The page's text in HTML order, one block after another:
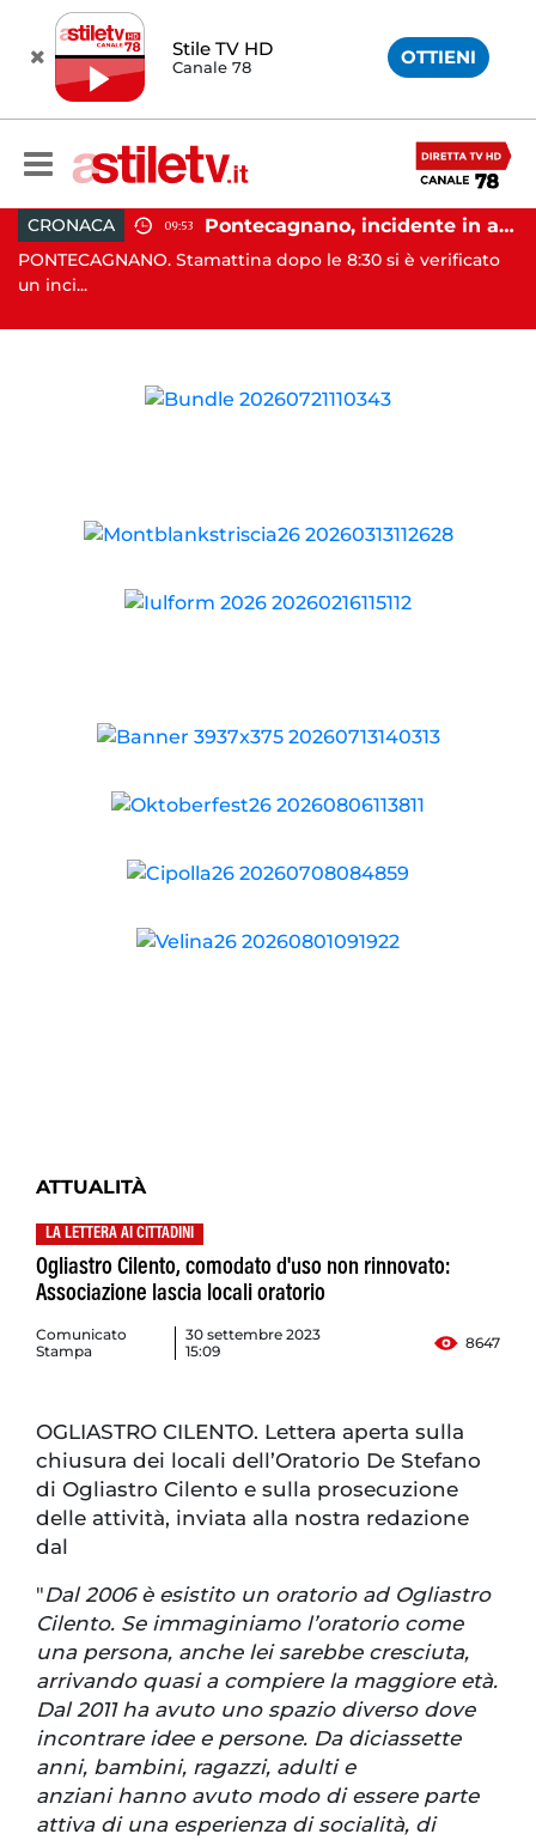
Stile TV HD
Canale 78 OTTIENI
CRONACA 09:53 Pontecagnano, incidente in autostrada: 5 giovani feriti
PONTECAGNANO. Stamattina dopo le 8:30 si è verificato
un inci...
ATTUALITÀ
LA LETTERA AI CITTADINI
Ogliastro Cilento, comodato d'uso non rinnovato:
Associazione lascia locali oratorio
Comunicato
Stampa
30 settembre 2023
15:09
8647
OGLIASTRO CILENTO. Lettera aperta sulla
chiusura dei locali dell’Oratorio De Stefano
di Ogliastro Cilento e sulla prosecuzione
delle attività, inviata alla nostra redazione
dal
"Dal 2006 è esistito un oratorio ad Ogliastro
Cilento. Se immaginiamo l’oratorio come
una persona, anche lei sarebbe cresciuta,
arrivando quasi a compiere la maggiore età.
Dal 2011 ha avuto uno spazio diverso dove
incontrare idee e persone. Da diciassette
anni, bambini, ragazzi, adulti e
anziani hanno avuto modo di essere parte
attiva di una esperienza di socialità, di